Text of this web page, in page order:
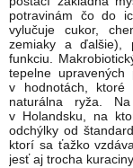
potravinám čo do
vylučuje cukor,
zemiaky a ďalšie),
funkciu.
tepelne
v hodnotách,
naturálna ryža. Na
v Holandsku, na
odchýlky od
ktorí sa ťažko
jesť aj trocha kuraciny.